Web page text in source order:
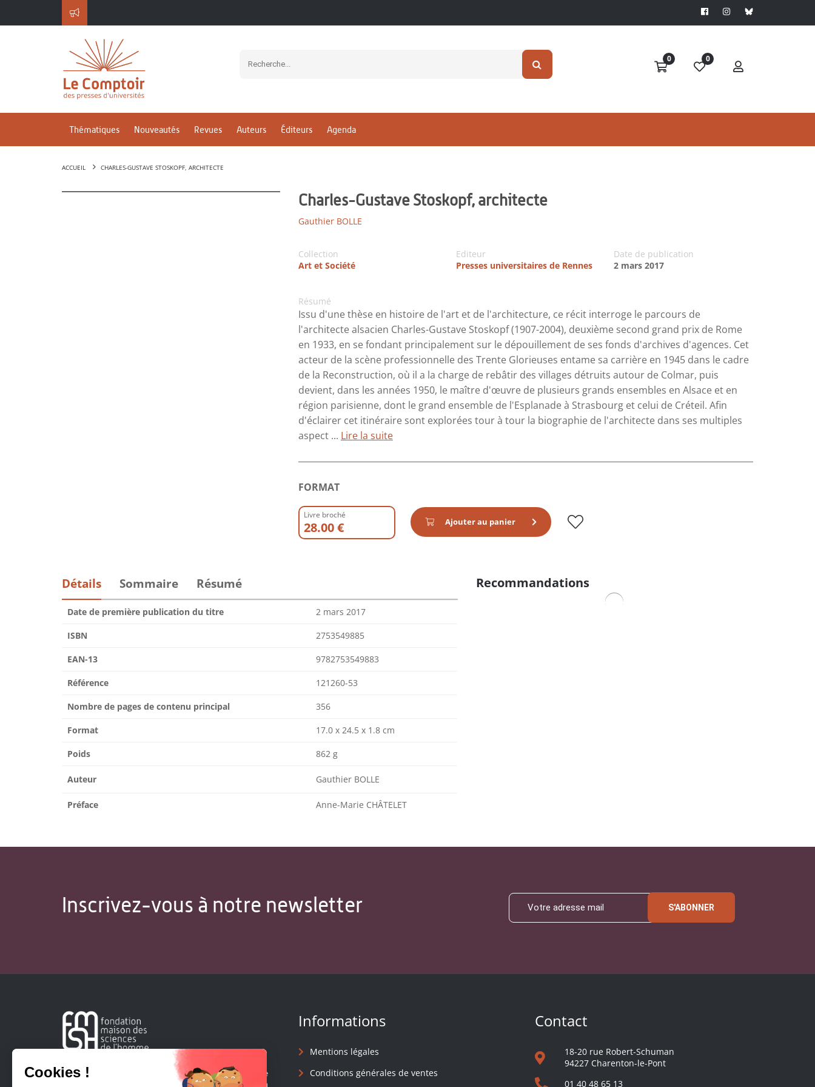
0 0
Thématiques Nouveautés Revues Auteurs Éditeurs Agenda
ACCUEIL CHARLES-GUSTAVE STOSKOPF, ARCHITECTE
Charles-Gustave Stoskopf, architecte
Gauthier BOLLE
Collection
Art et Société
Editeur
Presses universitaires de Rennes
Date de publication
2 mars 2017
Résumé
Issu d'une thèse en histoire de l'art et de l'architecture, ce récit interroge le parcours de
l'architecte alsacien Charles-Gustave Stoskopf (1907-2004), deuxième second grand prix de Rome
en 1933, en se fondant principalement sur le dépouillement de ses fonds d'archives d'agences. Cet
acteur de la scène professionnelle des Trente Glorieuses entame sa carrière en 1945 dans le cadre
de la Reconstruction, où il a la charge de rebâtir des villages détruits autour de Colmar, puis
devient, dans les années 1950, le maître d'œuvre de plusieurs grands ensembles en Alsace et en
région parisienne, dont le grand ensemble de l'Esplanade à Strasbourg et celui de Créteil. Afin
d'éclairer cet itinéraire sont explorées tour à tour la biographie de l'architecte dans ses multiples
aspect ... Lire la suite
FORMAT
Livre broché
28.00 € Ajouter au panier
Détails Sommaire Résumé
Date de première publication du titre 2 mars 2017
ISBN 2753549885
EAN-13 9782753549883
Référence 121260-53
Nombre de pages de contenu principal 356
Format 17.0 x 24.5 x 1.8 cm
Poids 862 g
Auteur Gauthier BOLLE
Préface Anne-Marie CHÂTELET
Recommandations
Inscrivez-vous à notre newsletter S'ABONNER
Créée en 1963, la Fondation Maison Sciences de l'Homme
soutient la recherche et la diffusion des connaissances en
Informations
Mentions légales
Conditions générales de ventes
Contact
18-20 rue Robert-Schuman
94227 Charenton-le-Pont
01 40 48 65 13